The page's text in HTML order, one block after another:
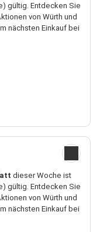
gültig. Entdecken Sie
von Würth und
nächsten Einkauf bei
dieser Woche ist
gültig. Entdecken Sie
von Würth und
nächsten Einkauf bei